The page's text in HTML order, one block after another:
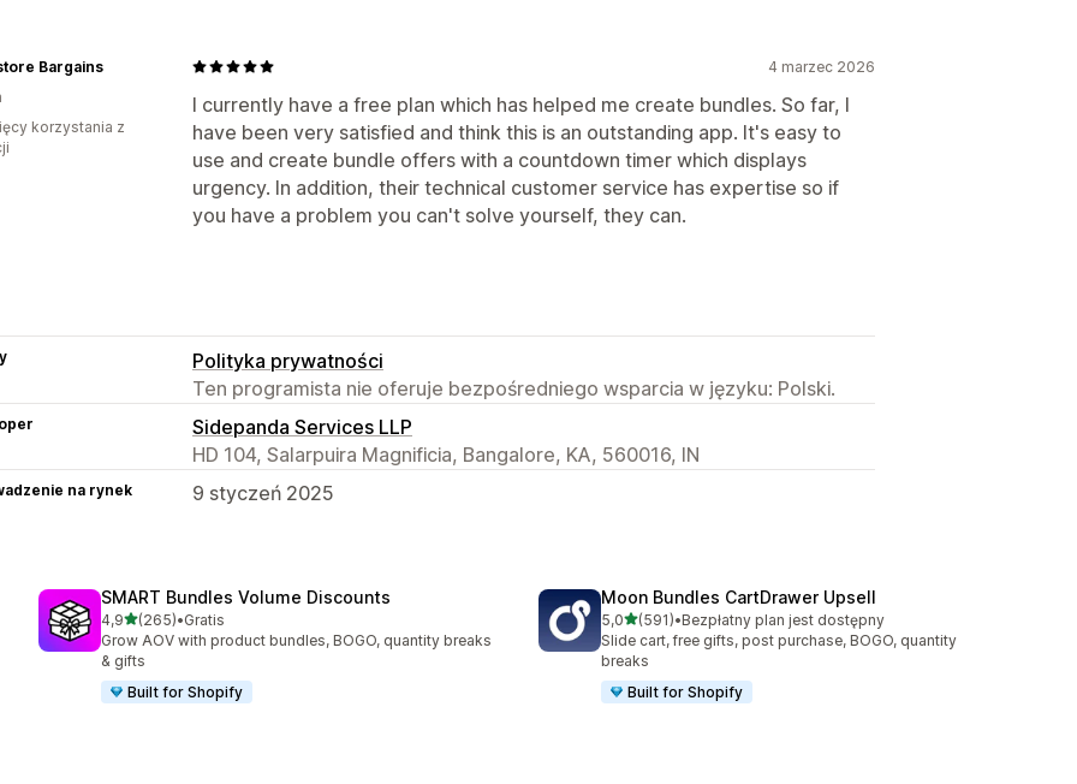
4 marzec 2026
I currently have a free plan which has helped me create bundles. So far, I
have been very satisfied and think this is an outstanding app. It's easy to
use and create bundle offers with a countdown timer which displays
urgency. In addition, their technical customer service has expertise so if
you have a problem you can't solve yourself, they can.
Bargains
korzystania z
Polityka prywatności
Ten programista nie oferuje bezpośredniego wsparcia w języku: Polski.
Sidepanda Services LLP
HD 104, Salarpuira Magnificia, Bangalore, KA, 560016, IN
na rynek 9 styczeń 2025
SMART Bundles Volume Discounts
4,9na 5 gwiazdek
(265)
Łączna liczba recenzji: 265
•Gratis
Grow AOV with product bundles, BOGO, quantity breaks
& gifts
Built for Shopify
Moon Bundles CartDrawer Upsell
5,0na 5 gwiazdek
(591)
Łączna liczba recenzji: 591
•Bezpłatny plan jest dostępny
Slide cart, free gifts, post purchase, BOGO, quantity
breaks
Built for Shopify